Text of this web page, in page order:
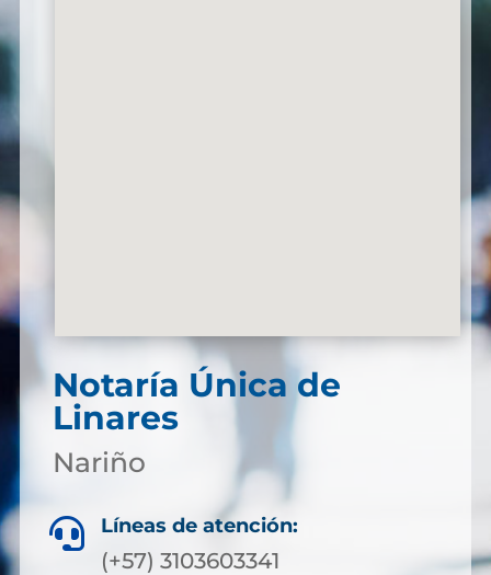
Notaría Única de
Linares
Nariño
 Líneas de atención:
(+57) 3103603341